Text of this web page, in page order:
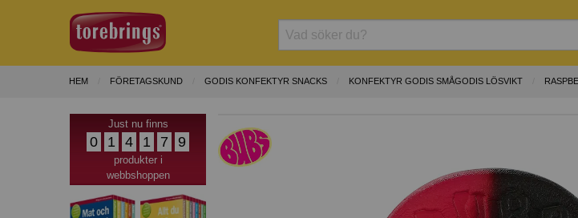
HEM FÖRETAGSKUND GODIS KONFEKTYR SNACKS KONFEKTYR GODIS SMÅGODIS LÖSVIKT
Just nu finns
0 1 4 1 7 9
produkter i
webbshoppen